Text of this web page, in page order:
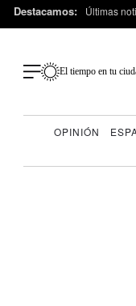
Destacamos: Últimas
El tiempo en tu
OPINIÓN